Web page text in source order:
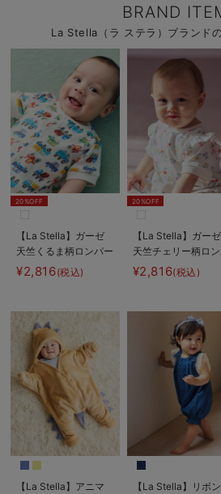
BRAND
La Stella（ラ ステラ）ブランド
20%OFF
【La Stella】ガーゼ
天竺くるま柄ロンパー
ス
¥2,816(税込)
20%OFF
【La Stella】ガーゼ
天竺チェリー柄ロ
ース
¥2,816(税込)
【La Stella】アニマ
【La Stella】リボン